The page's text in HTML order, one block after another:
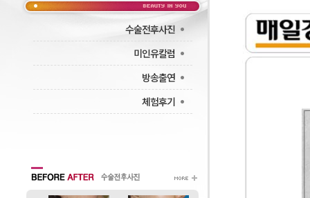
수술전후사진 ·
미인유칼럼 ·
방송출연 ·
체험후기 ·